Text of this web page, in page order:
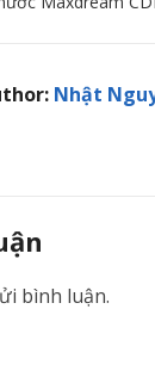
Nhật
bình luận.